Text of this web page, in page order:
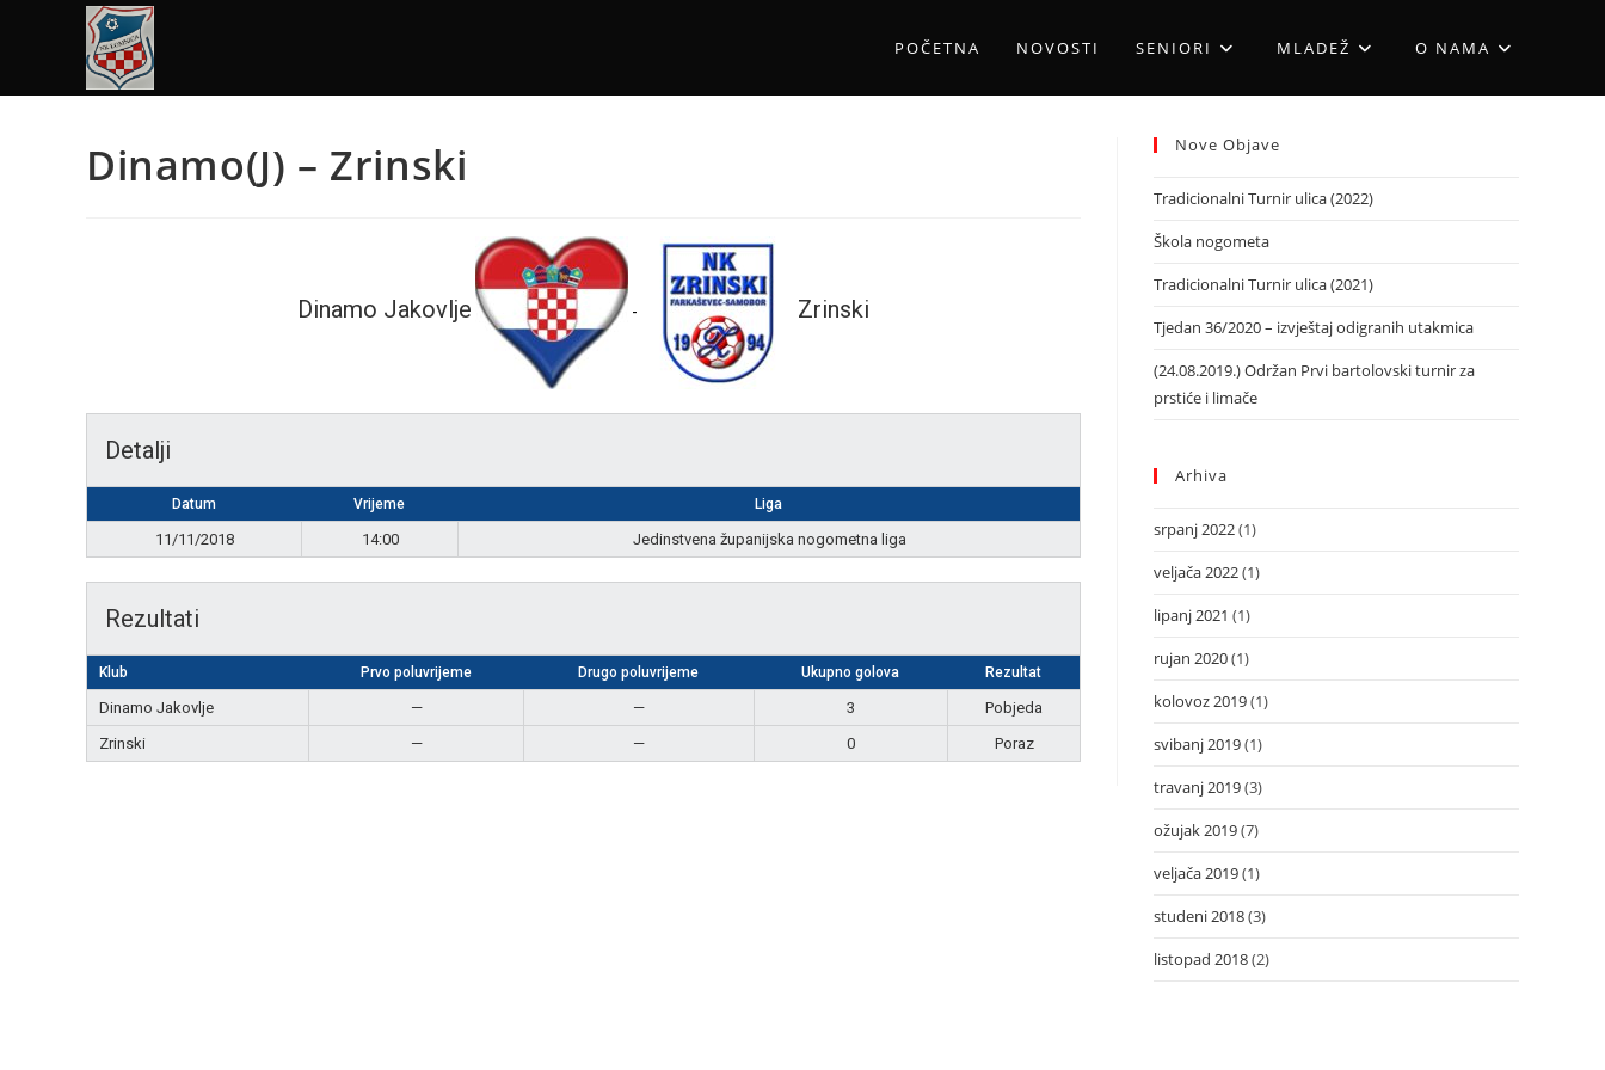
POČETNA NOVOSTI SENIORI MLADEŽ O NAMA
Dinamo(J) – Zrinski
Dinamo Jakovlje - Zrinski
Detalji
Datum Vrijeme Liga
11/11/2018 14:00 Jedinstvena županijska nogometna liga
Rezultati
Klub Prvo poluvrijeme Drugo poluvrijeme Ukupno golova Rezultat
Dinamo Jakovlje — — 3
Pobjeda
Zrinski
— — 0 Poraz
Nove Objave
Tradicionalni Turnir ulica (2022)
Škola nogometa
Tradicionalni Turnir ulica (2021)
Tjedan 36/2020 – izvještaj odigranih utakmica
(24.08.2019.) Održan Prvi bartolovski turnir za
prstiće i limače
Arhiva
srpanj 2022(1)
veljača 2022(1)
lipanj 2021 (1)
rujan 2020(1)
kolovoz 2019(1)
svibanj 2019(1)
travanj 2019(3)
ožujak 2019(7)
veljača 2019(1)
studeni 2018(3)
listopad 2018(2)